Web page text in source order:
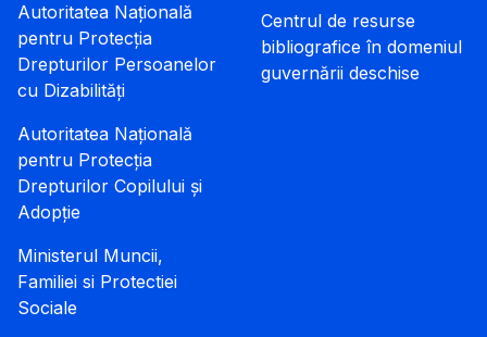
Autoritatea Națională
pentru Protecția
Drepturilor Persoanelor
cu Dizabilități
Autoritatea Națională
pentru Protecția
Drepturilor Copilului și
Adopție
Ministerul Muncii,
Familiei si Protectiei
Sociale
Centrul de resurse
bibliografice în domeniul
guvernării deschise